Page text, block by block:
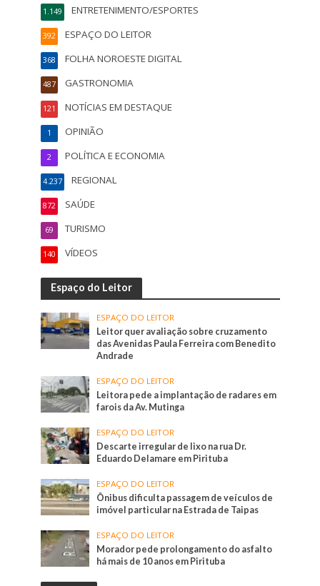
ENTRETENIMENTO/ESPORTES
1.149
ESPAÇO DO LEITOR
392
FOLHA NOROESTE DIGITAL
368
GASTRONOMIA
487
NOTÍCIAS EM DESTAQUE
121
OPINIÃO
1
POLÍTICA E ECONOMIA
2
REGIONAL
4.237
SAÚDE
872
TURISMO
69
VÍDEOS
140
Espaço do Leitor
ESPAÇO DO LEITOR
Leitor quer avaliação sobre cruzamento
das Avenidas Paula Ferreira com Benedito
Andrade
ESPAÇO DO LEITOR
Leitora pede a implantação de radares em
farois da Av. Mutinga
ESPAÇO DO LEITOR
Descarte irregular de lixo na rua Dr.
Eduardo Delamare em Pirituba
ESPAÇO DO LEITOR
Ônibus dificulta passagem de veículos de
imóvel particular na Estrada de Taipas
ESPAÇO DO LEITOR
Morador pede prolongamento do asfalto
há mais de 10 anos em Pirituba